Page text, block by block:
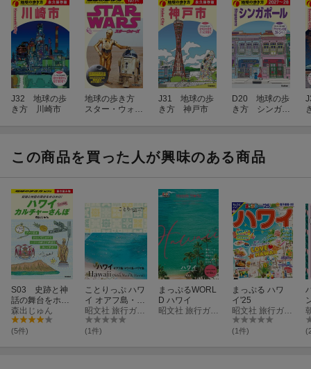
J32 地球の歩
き方 川崎市
地球の歩き方
スター・ウォー
J31 地球の歩
き方 神戸市
D20 地球の歩
き方 シンガポ
この商品を買った人が興味のある商品
S03 史跡と神
話の舞台をホロ
ホロ！ ハワイ
カルチャーさん
ぽ
森出じゅん
(5件)
ことりっぷ ハワ
イ オアフ島・マ
ウイ島・ハワイ
島
(1件)
まっぷるWORL
D ハワイ
まっぷる ハワ
イ'25
(1件)